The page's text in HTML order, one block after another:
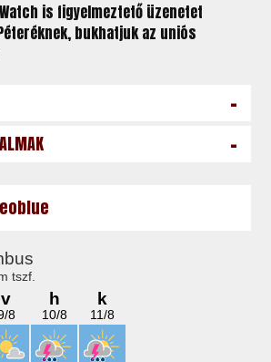
is figyelmeztető üzenetet
bukhatjuk az uniós
-
-